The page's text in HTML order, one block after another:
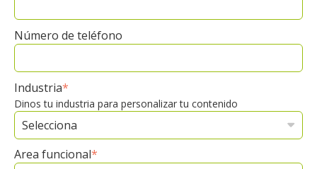
Número de teléfono
Industria*
Dinos tu industria para personalizar tu contenido
Area funcional*